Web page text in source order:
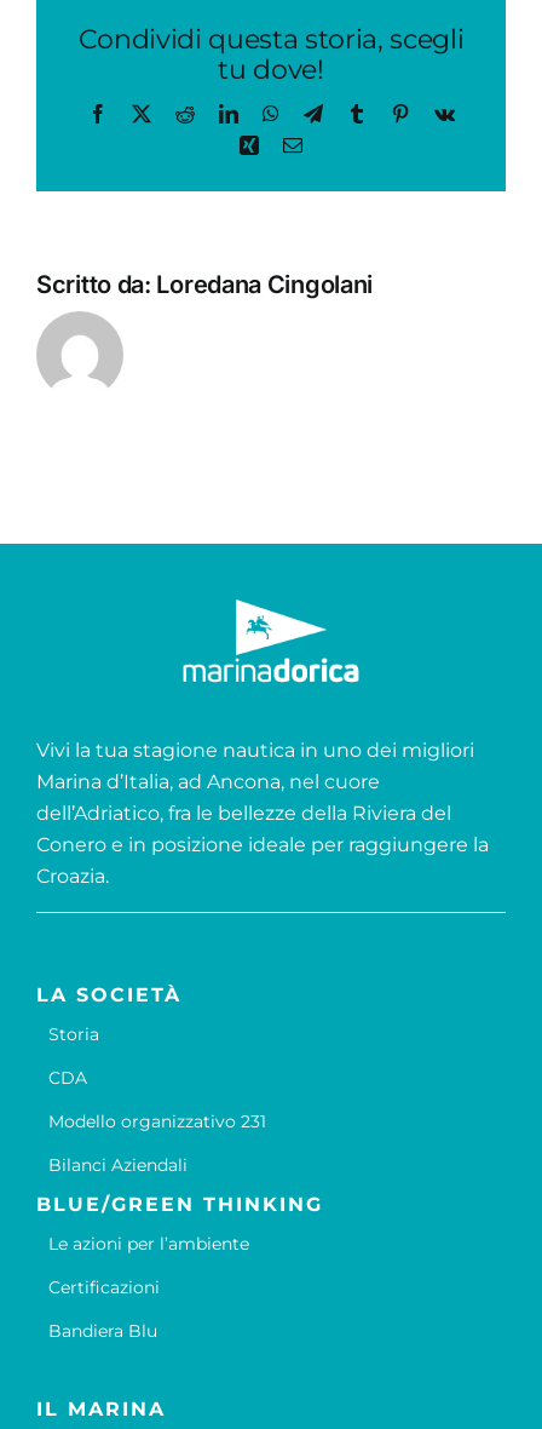
Condividi questa storia, scegli
tu dove!
Facebook
X RedditLinkedInWhatsApp
TelegramTumblrPinterest
Vk
Xing Email
Scritto da: Loredana Cingolani
Vivi la tua stagione nautica in uno dei migliori
Marina d’Italia, ad Ancona, nel cuore
dell’Adriatico, fra le bellezze della Riviera del
Conero e in posizione ideale per raggiungere la
Croazia.
LA SOCIETÀ
Storia
CDA
Modello organizzativo 231
Bilanci Aziendali
BLUE/GREEN THINKING
Le azioni per l’ambiente
Certificazioni
Bandiera Blu
IL MARINA